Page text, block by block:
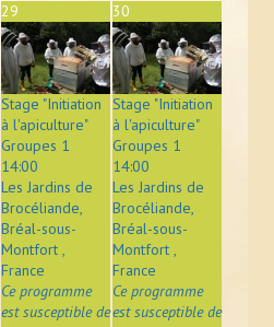
29
Stage "Initiation
à l'apiculture"
Groupes 1
14:00
Les Jardins de
Brocéliande,
Bréal-sous-
Montfort ,
France
Ce programme
est susceptible de
30
Stage "Initiation
à l'apiculture"
Groupes 1
14:00
Les Jardins de
Brocéliande,
Bréal-sous-
Montfort ,
France
Ce programme
est susceptible de